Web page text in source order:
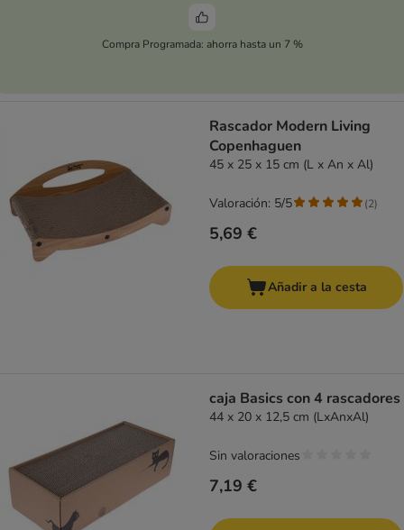
Compra Programada: ahorra hasta un 7 %
Rascador Modern Living
Copenhaguen
45 x 25 x 15 cm (L x An x Al)
5,69 €
Valoración: 5/5 (2)
Añadir a la cesta
caja Basics con 4 rascadores
44 x 20 x 12,5 cm (LxAnxAl)
7,19 €
Sin valoraciones